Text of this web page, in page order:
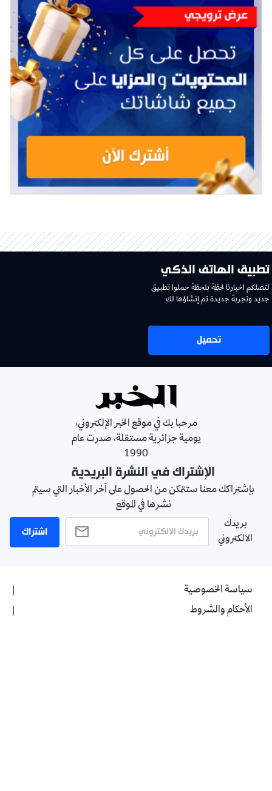
تطبيق الهاتف الذكي
لتصلكم اخبارنا لحظة بلحظة حملوا تطبيق
جديد وتجربة جديدة تم إنشاؤها لك
تحميل
مرحبا بك في موقع الخبر الإلكتروني،
يومية جزائرية مستقلة، صدرت عام
1990
الإشتراك في النشرة البريدية
بإشتراكك معنا ستتمكن من الحصول على آخر الأخبار التي سيتم
نشرها في الموقع
بريدك
الالكتروني
اشتراك
سياسة الخصوصية
الأحكام والشروط